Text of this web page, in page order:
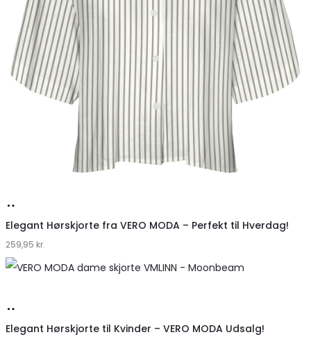
hos
Klædeskabet.dk
Elegant Hørskjorte fra VERO MODA – Perfekt til Hverdag!
259,95 kr.
hos
Elegant Hørskjorte til Kvinder – VERO MODA Udsalg!